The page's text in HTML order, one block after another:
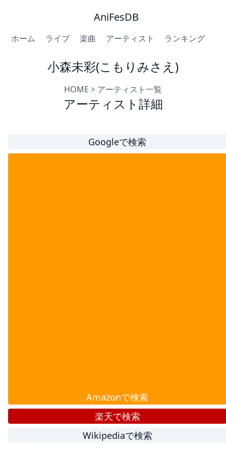
AniFesDB
ホーム ライブ 楽曲 アーティスト ランキング
小森未彩(こもりみさえ)
HOME > アーティスト一覧
アーティスト詳細
Googleで検索
Amazonで検索
楽天で検索
Wikipediaで検索